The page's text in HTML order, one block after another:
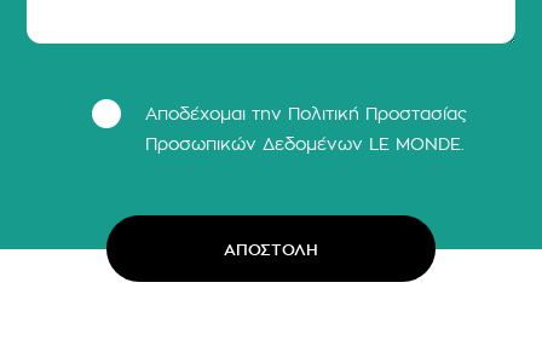
Αποδέχομαι την Πολιτική Προστασίας
Προσωπικών Δεδομένων LΕ MONDE.